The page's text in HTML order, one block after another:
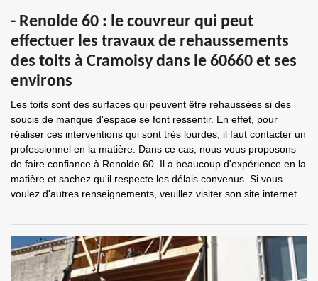
- Renolde 60 : le couvreur qui peut
effectuer les travaux de rehaussements
des toits à Cramoisy dans le 60660 et ses
environs
Les toits sont des surfaces qui peuvent être rehaussées si des
soucis de manque d'espace se font ressentir. En effet, pour
réaliser ces interventions qui sont très lourdes, il faut contacter un
professionnel en la matière. Dans ce cas, nous vous proposons
de faire confiance à Renolde 60. Il a beaucoup d'expérience en la
matière et sachez qu'il respecte les délais convenus. Si vous
voulez d'autres renseignements, veuillez visiter son site internet.